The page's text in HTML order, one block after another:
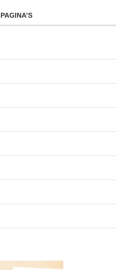
PAGINA’S